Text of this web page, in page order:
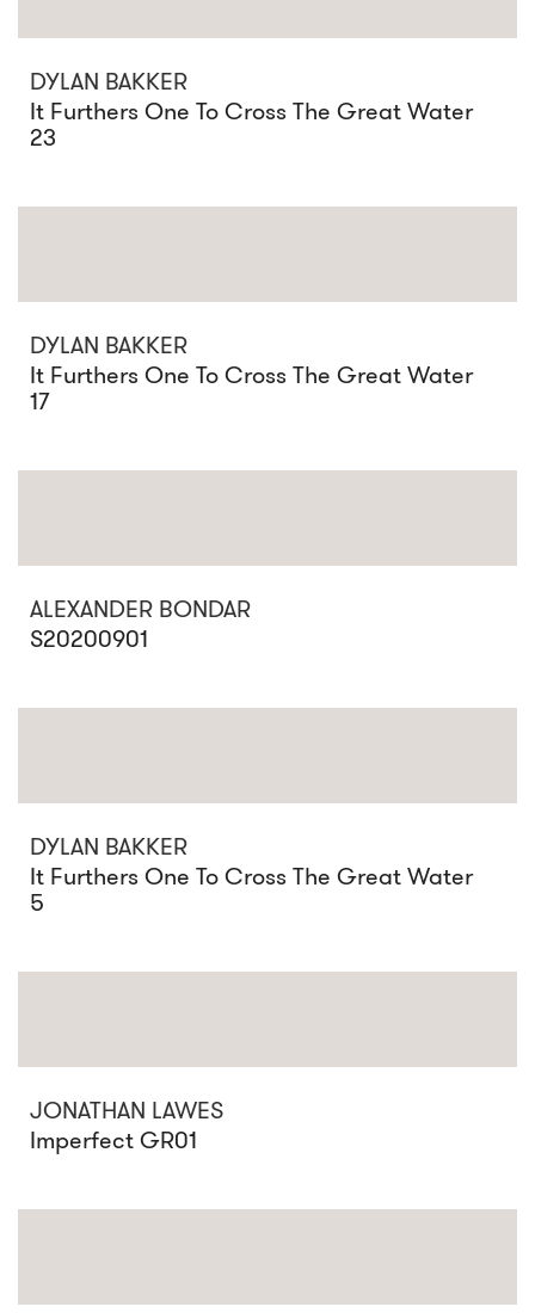
DYLAN BAKKER
It Furthers One To Cross The Great Water
23
DYLAN BAKKER
It Furthers One To Cross The Great Water
17
ALEXANDER BONDAR
S20200901
DYLAN BAKKER
It Furthers One To Cross The Great Water
5
JONATHAN LAWES
Imperfect GR01